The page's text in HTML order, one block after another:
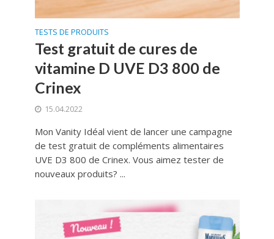
TESTS DE PRODUITS
Test gratuit de cures de
vitamine D UVE D3 800 de
Crinex
15.04.2022
Mon Vanity Idéal vient de lancer une campagne
de test gratuit de compléments alimentaires
UVE D3 800 de Crinex. Vous aimez tester de
nouveaux produits? ...